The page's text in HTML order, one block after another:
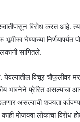
विरोध करत आहे.
घेण्याच्या निर्णयापर्यंत
सांगितले.
विंचूर चौफुलीवर
भावनेने प्रेरित असल्याचा
असल्याची शक्यता
मोजक्या लोकांचा विरोध